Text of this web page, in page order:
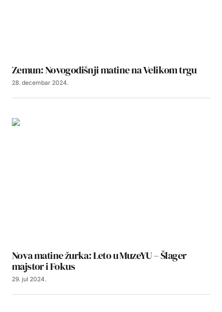
Zemun: Novogodišnji matine na Velikom trgu
28. decembar 2024.
Nova matine žurka: Leto u MuzeYU – Šlager
majstor i Fokus
29. jul 2024.